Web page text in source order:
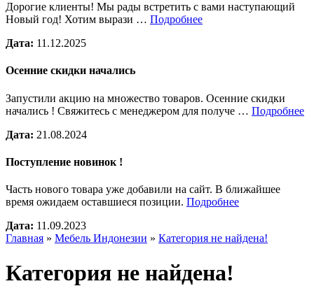
Дорогие клиенты! Мы рады встретить с вами наступающий
Новый год! Хотим вырази … Подробнее
Дата: 11.12.2025
Осенние скидки начались
Запустили акцию на множество товаров. Осенние скидки
начались ! Свяжитесь с менеджером для получе … Подробнее
Дата: 21.08.2024
Поступление новинок !
Часть нового товара уже добавили на сайт. В ближайшее
время ожидаем оставшиеся позиции. Подробнее
Дата: 11.09.2023
Главная » Мебель Индонезии » Категория не найдена!
Категория не найдена!